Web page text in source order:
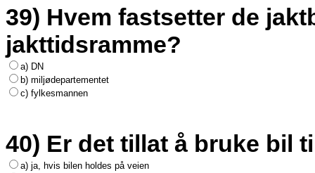
39) Hvem fastsetter de
jakttidsramme?
a) DN
b) miljødepartementet
c) fylkesmannen
40) Er det tillat å bruke bil
a) ja, hvis bilen holdes på veien